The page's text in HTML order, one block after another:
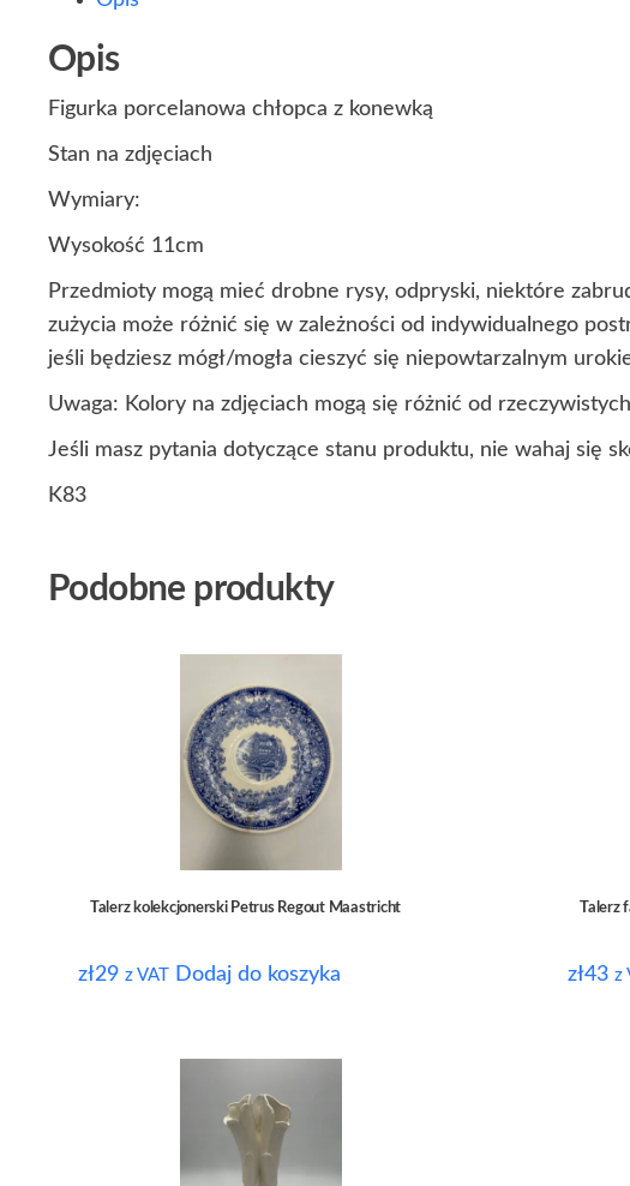
Opis
Figurka porcelanowa chłopca z konewką
Stan na zdjęciach
Wymiary:
Wysokość 11cm
Przedmioty mogą mieć drobne rysy, odpryski, niektóre
zużycia może różnić się w zależności od indywidualnego
jeśli będziesz mógł/mogła cieszyć się niepowtarzalnym
Uwaga: Kolory na zdjęciach mogą się różnić od
Jeśli masz pytania dotyczące stanu produktu, nie wahaj się
K83
Podobne produkty
Talerz kolekcjonerski Petrus Regout Maastricht
zł29 z VAT Dodaj do koszyka zł43 z